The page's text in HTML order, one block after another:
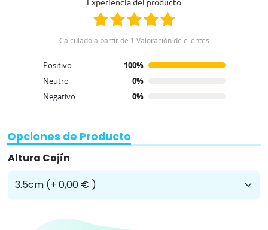
Experiencia del producto
Calculado a partir de 1 Valoración de clientes
Positivo
100%
Neutro
0%
Negativo
0%
Opciones de Producto
Altura Cojín